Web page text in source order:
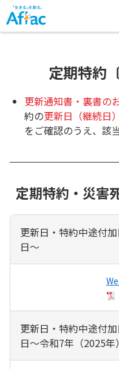
定期特約
更新通知書・裏書の
約の更新日（継続日
をご確認のうえ、該
定期特約・災害
更新日・特約中途付
日～
更新日・特約中途付
日～令和7年（2025年